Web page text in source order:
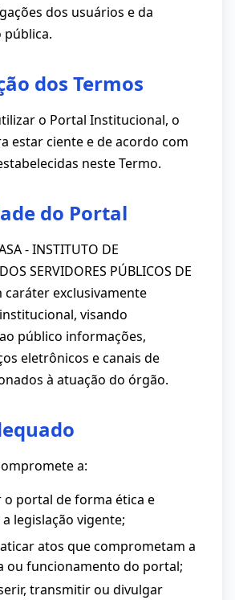
dos usuários e da
dos Termos
o Portal Institucional, o
estar ciente e de acordo com
neste Termo.
do Portal
- INSTITUTO DE
SERVIDORES PÚBLICOS DE
caráter exclusivamente
visando
público informações,
eletrônicos e canais de
à atuação do órgão.
a:
o portal de forma ética e
legislação vigente;
atos que comprometam a
ou funcionamento do portal;
transmitir ou divulgar